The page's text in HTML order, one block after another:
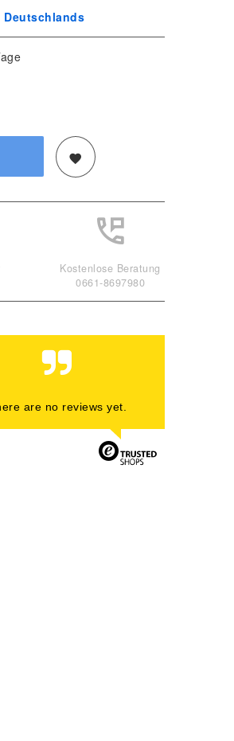
Deutschlands
Kostenlose Beratung
0661-8697980
are no reviews yet.